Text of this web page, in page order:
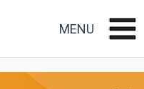
MENU